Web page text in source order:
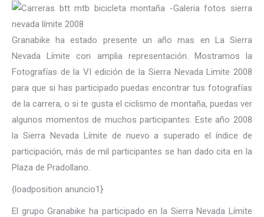
Granabike ha estado presente un año mas en La Sierra
Nevada Límite con amplia representación. Mostramos la
Fotografías de la VI edición de la Sierra Nevada Limite 2008
para que si has participado puedas encontrar tus fotografías
de la carrera, o si te gusta el ciclismo de montaña, puedas ver
algunos momentos de muchos participantes. Este año 2008
la Sierra Nevada Límite de nuevo a superado el índice de
participación, más de mil participantes se han dado cita en la
Plaza de Pradollano.
{loadposition anuncio1}
El grupo Granabike ha participado en la Sierra Nevada Límite